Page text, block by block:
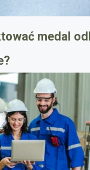
medal